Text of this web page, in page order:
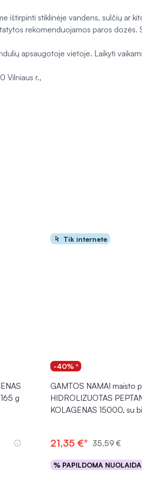
stiklinėje vandens, sulčių ar
rekomenduojamos paros
apsaugotoje vietoje. Laikyti
Vilniaus r.,
g
Tik internete
-40% *
GAMTOS NAMAI maisto
HIDROLIZUOTAS
KOLAGENAS 15000, su
21,35 €* 35,59 €
% PAPILDOMA NUOLAIDA
Į krepšelį